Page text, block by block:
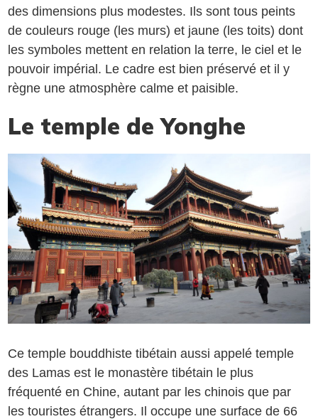
des dimensions plus modestes. Ils sont tous peints
de couleurs rouge (les murs) et jaune (les toits) dont
les symboles mettent en relation la terre, le ciel et le
pouvoir impérial. Le cadre est bien préservé et il y
règne une atmosphère calme et paisible.
Le temple de Yonghe
Ce temple bouddhiste tibétain aussi appelé temple
des Lamas est le monastère tibétain le plus
fréquenté en Chine, autant par les chinois que par
les touristes étrangers. Il occupe une surface de 66